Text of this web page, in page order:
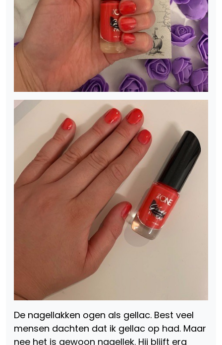
De nagellakken ogen als gellac. Best veel
mensen dachten dat ik gellac op had. Maar
nee het is gewoon nagellek. Hij blijft erg